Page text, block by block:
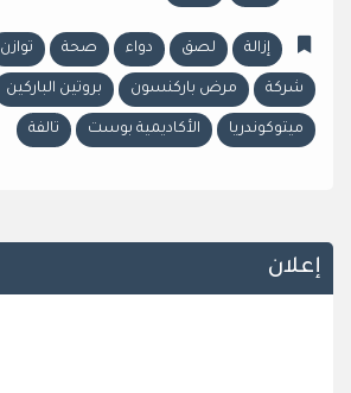
إزالة لصق دواء صحة توازن
شركة مرض باركنسون بروتين الباركين
ميتوكوندريا الأكاديمية بوست تالفة
إعلان